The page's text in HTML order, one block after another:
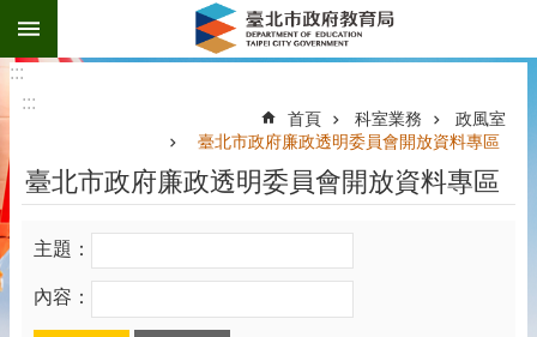
跳到主要內容區塊
:::
:::
首頁 科室業務
政風室
臺北市政府廉政透明委員會開放資料專區
臺北市政府廉政透明委員會開放資料專區
主題：
內容：